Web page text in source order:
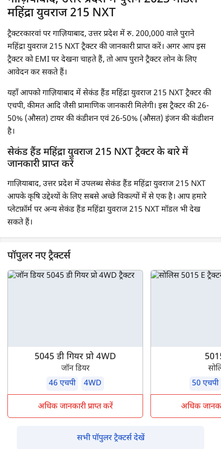
महिंद्रा युवराज 215 NXT
ट्रैक्टरकारवां पर गाज़ियाबाद, उत्तर प्रदेश में रु. 200,000 वाले पुराने
महिंद्रा युवराज 215 NXT ट्रैक्टर की जानकारी प्राप्त करें। अगर आप इस
ट्रैक्टर को EMI पर देखना चाहते हैं, तो आप पुराने ट्रैक्टर लोन के लिए
आवेदन कर सकते हैं।
यहाँ आपको गाज़ियाबाद में सेकंड हैंड महिंद्रा युवराज 215 NXT ट्रैक्टर की
एचपी, कीमत आदि जैसी प्रामाणिक जानकारी मिलेगी। इस ट्रैक्टर की 26-
50% (औसत) टायर की कंडीशन एवं 26-50% (औसत) इंजन की कंडीशन
है।
सेकंड हैंड महिंद्रा युवराज 215 NXT ट्रैक्टर के बारे में
जानकारी प्राप्त करें
गाज़ियाबाद, उत्तर प्रदेश में उपलब्ध सेकंड हैंड महिंद्रा युवराज 215 NXT
आपके कृषि उद्देश्यों के लिए सबसे अच्छे विकल्पों में से एक है। आप हमारे
प्लेटफ़ॉर्म पर अन्य सेकंड हैंड महिंद्रा युवराज 215 NXT मॉडल भी देख
सकते हैं।
पॉपुलर नए ट्रैक्टर्स
5045 डी गियर प्रो 4WD
जॉन डियर
46 एचपी
4WD
अधिक जानकारी प्राप्त करें
50 एचपी
अधिक
सभी पॉपुलर ट्रैक्टर्स देखें